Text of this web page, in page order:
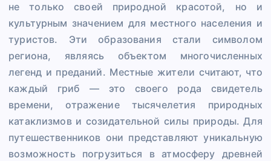
не только своей природной красотой, но и
культурным значением для местного населения и
туристов. Эти образования стали символом
региона, являясь объектом многочисленных
легенд и преданий. Местные жители считают, что
каждый гриб — это своего рода свидетель
времени, отражение тысячелетия природных
катаклизмов и созидательной силы природы. Для
путешественников они представляют уникальную
возможность погрузиться в атмосферу древней